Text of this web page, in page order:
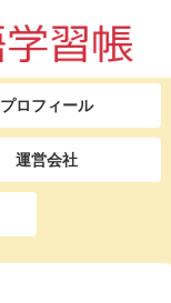
プロフィール
運営会社